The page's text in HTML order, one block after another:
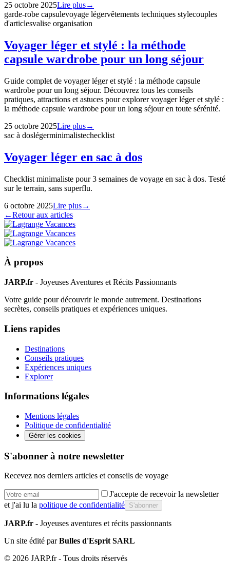
25 octobre 2025Lire plus→
garde-robe capsulevoyage légervêtements techniques stylecouples
d'articlesvalise organisation
Voyager léger et stylé : la méthode
capsule wardrobe pour un long séjour
Guide complet de voyager léger et stylé : la méthode capsule
wardrobe pour un long séjour. Découvrez tous les conseils
pratiques, attractions et astuces pour explorer voyager léger et stylé :
la méthode capsule wardrobe pour un long séjour en toute sérénité.
25 octobre 2025Lire plus→
sac à doslégerminimalistechecklist
Voyager léger en sac à dos
Checklist minimaliste pour 3 semaines de voyage en sac à dos. Testé
sur le terrain, sans superflu.
6 octobre 2025Lire plus→
←Retour aux articles
À propos
JARP.fr - Joyeuses Aventures et Récits Passionnants
Votre guide pour découvrir le monde autrement. Destinations
secrètes, conseils pratiques et expériences uniques.
Liens rapides
Destinations
Conseils pratiques
Expériences uniques
Explorer
Informations légales
Mentions légales
Politique de confidentialité
Gérer les cookies
S'abonner à notre newsletter
Recevez nos derniers articles et conseils de voyage
J'accepte de recevoir la newsletter
et j'ai lu la politique de confidentialité S'abonner
JARP.fr - Joyeuses aventures et récits passionnants
Un site édité parBulles d'Esprit SARL
© 2026 JARP.fr - Tous droits réservés